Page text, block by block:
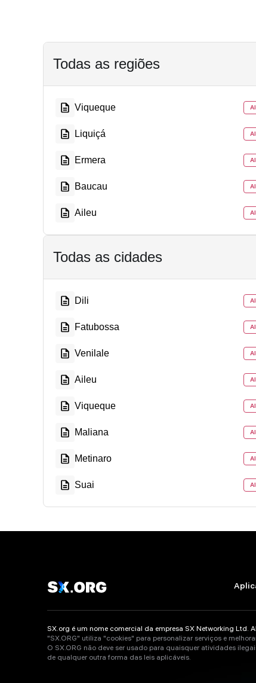
Todas as regiões
Viqueque
Liquiçá
Ermera
Baucau
Aileu
Todas as cidades
Dili
Fatubossa
Venilale
Aileu
Viqueque
Maliana
Metinaro
Suai
SX.org é um nome comercial da empresa SX Networking Ltd.
"SX.ORG" utiliza "cookies" para personalizar serviços e
O SX.ORG não deve ser usado para quaisquer atividades
de qualquer outra forma das leis aplicáveis.